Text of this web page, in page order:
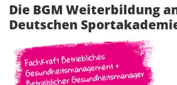
Die BGM Weiterbildung
Deutschen